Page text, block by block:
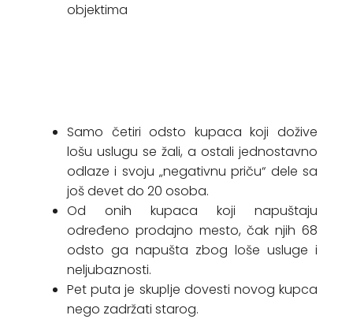
objektima
Samo četiri odsto kupaca koji dožive
lošu uslugu se žali, a ostali jednostavno
odlaze i svoju „negativnu priču“ dele sa
još devet do 20 osoba.
Od onih kupaca koji napuštaju
određeno prodajno mesto, čak njih 68
odsto ga napušta zbog loše usluge i
neljubaznosti.
Pet puta je skuplje dovesti novog kupca
nego zadržati starog.